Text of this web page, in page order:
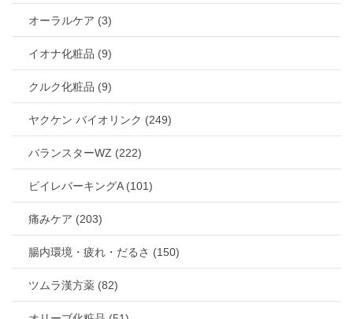
オーラルケア (3)
イオナ化粧品 (9)
クルク化粧品 (9)
ヤクケン バイオリンク (249)
バランスターWZ (222)
ビイレバーキングA (101)
痛みケア (203)
腸内環境・疲れ・だるさ (150)
ツムラ漢方薬 (82)